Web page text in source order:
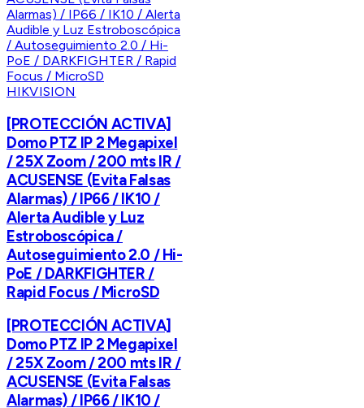
HIKVISION
[PROTECCIÓN ACTIVA]
Domo PTZ IP 2 Megapixel
/ 25X Zoom / 200 mts IR /
ACUSENSE (Evita Falsas
Alarmas) / IP66 / IK10 /
Alerta Audible y Luz
Estroboscópica /
Autoseguimiento 2.0 / Hi-
PoE / DARKFIGHTER /
Rapid Focus / MicroSD
[PROTECCIÓN ACTIVA]
Domo PTZ IP 2 Megapixel
/ 25X Zoom / 200 mts IR /
ACUSENSE (Evita Falsas
Alarmas) / IP66 / IK10 /